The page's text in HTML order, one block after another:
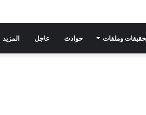
وملفات حوادث عاجل المزيد